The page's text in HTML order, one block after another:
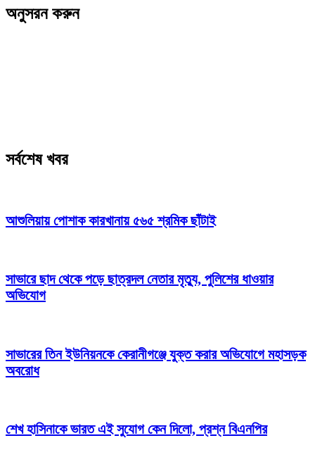
অনুসরন করুন
সর্বশেষ খবর
আশুলিয়ায় পোশাক কারখানায় ৫৬৫ শ্রমিক ছাঁটাই
সাভারে ছাদ থেকে পড়ে ছাত্রদল নেতার মৃত্যু, পুলিশের ধাওয়ার
অভিযোগ
সাভারের তিন ইউনিয়নকে কেরানীগঞ্জে যুক্ত করার অভিযোগে মহাসড়ক
অবরোধ
শেখ হাসিনাকে ভারত এই সুযোগ কেন দিলো, প্রশ্ন বিএনপির